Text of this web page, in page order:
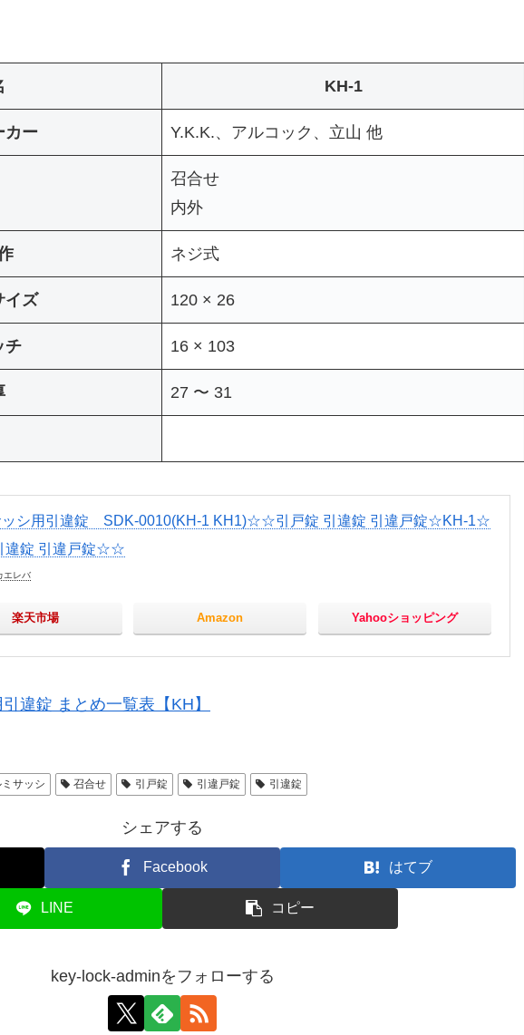
KH-1
カー Y.K.K.、アルコック、立山 他
召合せ
内外
ネジ式
イズ 120 × 26
チ 16 × 103
27 〜 31
ッシ用引違錠 SDK-0010(KH-1 KH1)☆☆引戸錠 引違錠 引違戸錠☆KH-1☆
違錠 引違戸錠☆☆
エレバ
楽天市場 Amazon Yahooショッピング
違錠 まとめ一覧表【KH】
サッシ 召合せ 引戸錠 引違戸錠 引違錠
シェアする
Facebook はてブ
LINE コピー
key-lock-adminをフォローする